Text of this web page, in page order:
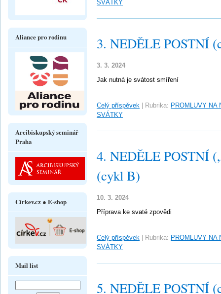
SVÁTKY
3. NEDĚLE POSTNÍ
3. 3. 2024
Jak nutná je svátost smíření
Celý příspěvek Rubrika: PROMLUVY NA
SVÁTKY
4. NEDĚLE POSTNÍ
(cykl B)
10. 3. 2024
Příprava ke svaté zpovědi
Celý příspěvek Rubrika: PROMLUVY NA
SVÁTKY
5. NEDĚLE POSTNÍ
Aliance pro rodinu
Arcibiskupský seminář
Praha
Církev.cz ● E-shop
Mail list